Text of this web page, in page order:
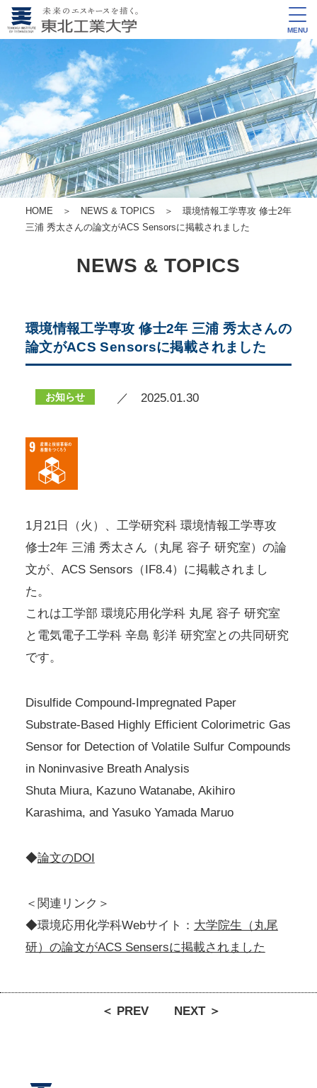
MENU
HOME ＞ NEWS & TOPICS ＞ 環境情報工学専攻 修士2年
三浦 秀太さんの論文がACS Sensorsに掲載されました
NEWS & TOPICS
環境情報工学専攻 修士2年 三浦 秀太さんの
論文がACS Sensorsに掲載されました
お知らせ ／ 2025.01.30
1月21日（火）、工学研究科 環境情報工学専攻
修士2年 三浦 秀太さん（丸尾 容子 研究室）の論
文が、ACS Sensors（IF8.4）に掲載されまし
た。
これは工学部 環境応用化学科 丸尾 容子 研究室
と電気電子工学科 辛島 彰洋 研究室との共同研究
です。
Disulfide Compound-Impregnated Paper
Substrate-Based Highly Efficient Colorimetric Gas
Sensor for Detection of Volatile Sulfur Compounds
in Noninvasive Breath Analysis
Shuta Miura, Kazuno Watanabe, Akihiro
Karashima, and Yasuko Yamada Maruo
◆論文のDOI
＜関連リンク＞
◆環境応用化学科Webサイト： 大学院生（丸尾
研）の論文がACS Sensersに掲載されました
＜ PREV NEXT ＞